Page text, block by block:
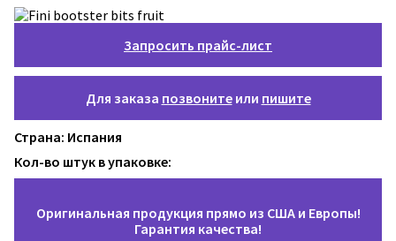
Запросить прайс-лист
Для заказа позвонитеили пишите
Страна: Испания
Кол-во штук в упаковке:
Оригинальная продукция прямо из США и Европы!
Гарантия качества!